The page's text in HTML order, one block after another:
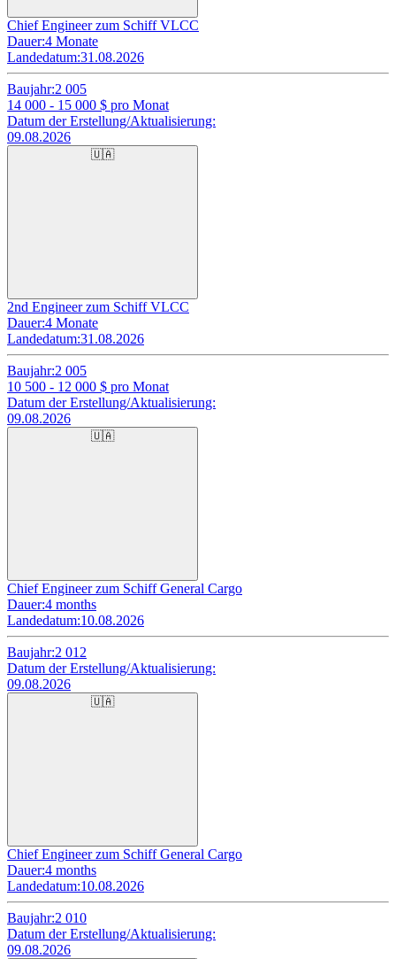
Chief Engineer zum Schiff VLCC
Dauer:4 Monate
Landedatum:31.08.2026
Baujahr:2 005
14 000 - 15 000 $ pro Monat
Datum der Erstellung/Aktualisierung:
09.08.2026
🇺🇦
2nd Engineer zum Schiff VLCC
Dauer:4 Monate
Landedatum:31.08.2026
Baujahr:2 005
10 500 - 12 000 $ pro Monat
Datum der Erstellung/Aktualisierung:
09.08.2026
🇺🇦
Chief Engineer zum Schiff General Cargo
Dauer:4 months
Landedatum:10.08.2026
Baujahr:2 012
Datum der Erstellung/Aktualisierung:
09.08.2026
🇺🇦
Chief Engineer zum Schiff General Cargo
Dauer:4 months
Landedatum:10.08.2026
Baujahr:2 010
Datum der Erstellung/Aktualisierung:
09.08.2026